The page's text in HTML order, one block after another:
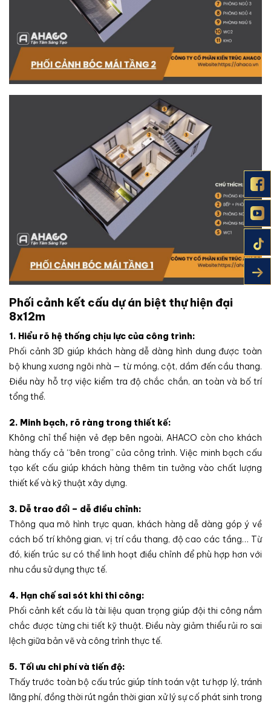
Phối cảnh kết cấu dự án biệt thự hiện đại
8x12m
1. Hiểu rõ hệ thống chịu lực của công trình:
Phối cảnh 3D giúp khách hàng dễ dàng hình dung được toàn
bộ khung xương ngôi nhà — từ móng, cột, dầm đến cầu thang.
Điều này hỗ trợ việc kiểm tra độ chắc chắn, an toàn và bố trí
tổng thể.
2. Minh bạch, rõ ràng trong thiết kế:
Không chỉ thể hiện vẻ đẹp bên ngoài, AHACO còn cho khách
hàng thấy cả “bên trong” của công trình. Việc minh bạch cấu
tạo kết cấu giúp khách hàng thêm tin tưởng vào chất lượng
thiết kế và kỹ thuật xây dựng.
3. Dễ trao đổi – dễ điều chỉnh:
Thông qua mô hình trực quan, khách hàng dễ dàng góp ý về
cách bố trí không gian, vị trí cầu thang, độ cao các tầng… Từ
đó, kiến trúc sư có thể linh hoạt điều chỉnh để phù hợp hơn với
nhu cầu sử dụng thực tế.
4. Hạn chế sai sót khi thi công:
Phối cảnh kết cấu là tài liệu quan trọng giúp đội thi công nắm
chắc được từng chi tiết kỹ thuật. Điều này giảm thiểu rủi ro sai
lệch giữa bản vẽ và công trình thực tế.
5. Tối ưu chi phí và tiến độ:
Thấy trước toàn bộ cấu trúc giúp tính toán vật tư hợp lý, tránh
lãng phí, đồng thời rút ngắn thời gian xử lý sự cố phát sinh trong